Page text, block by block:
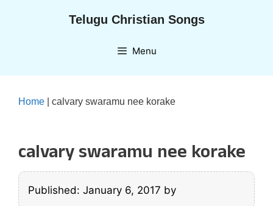
Telugu Christian Songs
Menu
Home calvary swaramu nee korake
calvary swaramu nee korake
Published: January 6, 2017 by